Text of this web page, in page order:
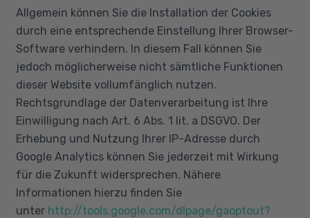
Allgemein können Sie die Installation der Cookies
durch eine entsprechende Einstellung Ihrer Browser-
Software verhindern. In diesem Fall können Sie
jedoch möglicherweise nicht sämtliche Funktionen
dieser Website vollumfänglich nutzen.
Rechtsgrundlage der Datenverarbeitung ist Ihre
Einwilligung nach Art. 6 Abs. 1 lit. a DSGVO. Der
Erhebung und Nutzung Ihrer IP-Adresse durch
Google Analytics können Sie jederzeit mit Wirkung
für die Zukunft widersprechen. Nähere
Informationen hierzu finden Sie
unter http://tools.google.com/dlpage/gaoptout?